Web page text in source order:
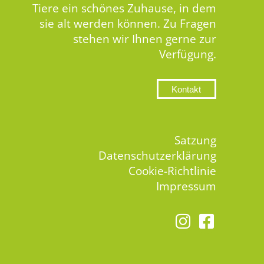
Tiere ein schönes Zuhause, in dem
sie alt werden können. Zu Fragen
stehen wir Ihnen gerne zur
Verfügung.
Kontakt
Satzung
Datenschutzerklärung
Cookie-Richtlinie
Impressum